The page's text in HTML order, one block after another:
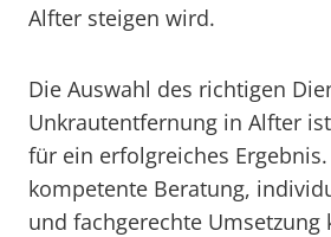
Alfter steigen wird.
Die Auswahl des richtigen
Unkrautentfernung in Alfter
für ein erfolgreiches
kompetente Beratung,
und fachgerechte Umsetzung